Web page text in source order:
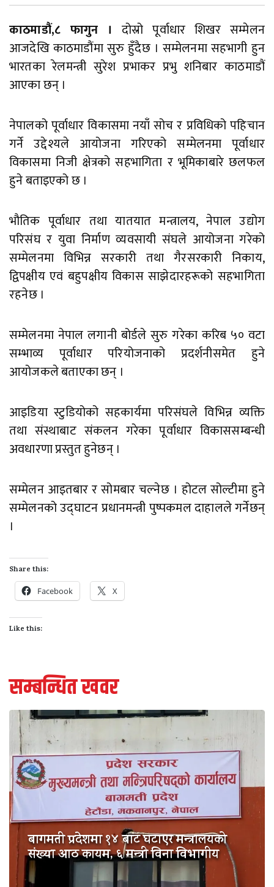
काठमाडौं,८ फागुन । दोस्रो पूर्वाधार शिखर सम्मेलन
आजदेखि काठमाडौंमा सुरु हुँदैछ । सम्मेलनमा सहभागी हुन
भारतका रेलमन्त्री सुरेश प्रभाकर प्रभु शनिबार काठमाडौं
आएका छन् ।
नेपालको पूर्वाधार विकासमा नयाँ सोच र प्रविधिको पहिचान
गर्ने उद्देश्यले आयोजना गरिएको सम्मेलनमा पूर्वाधार
विकासमा निजी क्षेत्रको सहभागिता र भूमिकाबारे छलफल
हुने बताइएको छ ।
भौतिक पूर्वाधार तथा यातयात मन्त्रालय, नेपाल उद्योग
परिसंघ र युवा निर्माण व्यवसायी संघले आयोजना गरेको
सम्मेलनमा विभिन्न सरकारी तथा गैरसरकारी निकाय,
द्विपक्षीय एवं बहुपक्षीय विकास साझेदारहरूको सहभागिता
रहनेछ ।
सम्मेलनमा नेपाल लगानी बोर्डले सुरु गरेका करिब ५० वटा
सम्भाव्य पूर्वाधार परियोजनाको प्रदर्शनीसमेत हुने
आयोजकले बताएका छन् ।
आइडिया स्टुडियोको सहकार्यमा परिसंघले विभिन्न व्यक्ति
तथा संस्थाबाट संकलन गरेका पूर्वाधार विकाससम्बन्धी
अवधारणा प्रस्तुत हुनेछन् ।
सम्मेलन आइतबार र सोमबार चल्नेछ । होटल सोल्टीमा हुने
सम्मेलनको उद्घाटन प्रधानमन्त्री पुष्पकमल दाहालले गर्नेछन्
।
Share this:
Facebook X
Like this:
सम्बन्धित खवर
बागमती प्रदेशमा १४ बाट घटाएर मन्त्रालयको
संख्या आठ कायम, ६ मन्त्री विना विभागीय